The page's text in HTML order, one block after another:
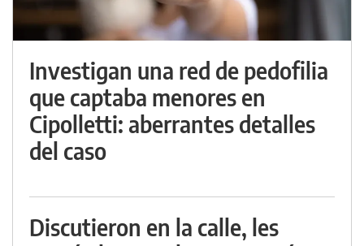
Investigan una red de pedofilia
que captaba menores en
Cipolletti: aberrantes detalles
del caso
Discutieron en la calle, les